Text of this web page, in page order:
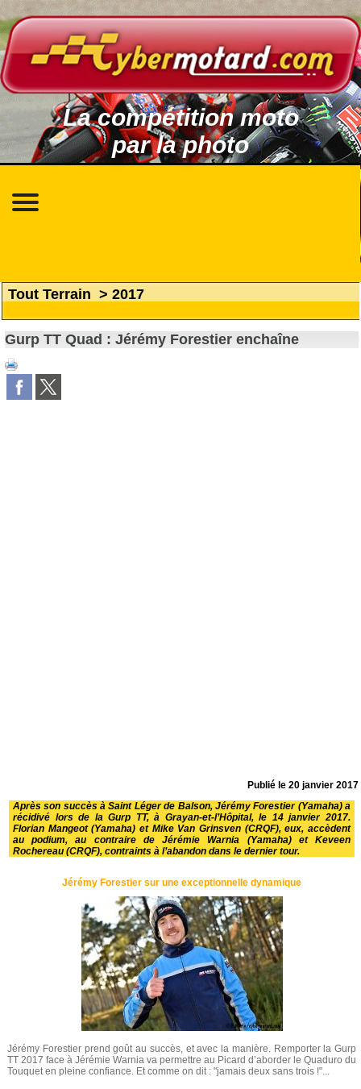
La compétition moto
par la photo
Tout Terrain > 2017
Gurp TT Quad : Jérémy Forestier enchaîne
Publié le20 janvier 2017
Après son succès à Saint Léger de Balson, Jérémy Forestier (Yamaha) a
récidivé lors de la Gurp TT, à Grayan-et-l’Hôpital, le 14 janvier 2017.
Florian Mangeot (Yamaha) et Mike Van Grinsven (CRQF), eux, accèdent
au podium, au contraire de Jérémie Warnia (Yamaha) et Keveen
Rochereau (CRQF), contraints à l’abandon dans le dernier tour.
Jérémy Forestier sur une exceptionnelle dynamique
Jérémy Forestier prend goût au succès, et avec la manière. Remporter la Gurp
TT 2017 face à Jérémie Warnia va permettre au Picard d’aborder le Quaduro du
Touquet en pleine confiance. Et comme on dit : "jamais deux sans trois !"...